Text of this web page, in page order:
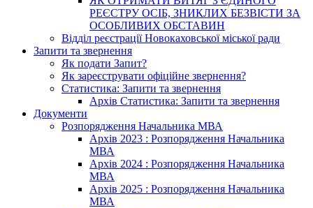
РЕЄСТРУ ОСІБ, ЗНИКЛИХ БЕЗВІСТИ ЗА
ОСОБЛИВИХ ОБСТАВИН
Відділ реєстрації Новокаховської міської ради
Запити та звернення
Як подати Запит?
Як зареєструвати офіційне звернення?
Статистика: Запити та звернення
Архів Статистика: Запити та звернення
Документи
Розпорядження Начальника МВА
Архів 2023 : Розпорядження Начальника
МВА
Архів 2024 : Розпорядження Начальника
МВА
Архів 2025 : Розпорядження Начальника
МВА